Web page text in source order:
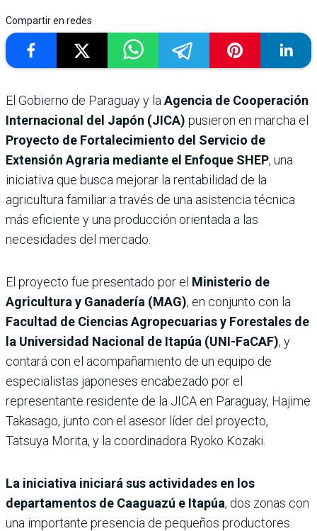
Compartir en redes
El Gobierno de Paraguay y la Agencia de Cooperación
Internacional del Japón (JICA) pusieron en marcha el
Proyecto de Fortalecimiento del Servicio de
Extensión Agraria mediante el Enfoque SHEP, una
iniciativa que busca mejorar la rentabilidad de la
agricultura familiar a través de una asistencia técnica
más eficiente y una producción orientada a las
necesidades del mercado.
El proyecto fue presentado por el Ministerio de
Agricultura y Ganadería (MAG), en conjunto con la
Facultad de Ciencias Agropecuarias y Forestales de
la Universidad Nacional de Itapúa (UNI-FaCAF), y
contará con el acompañamiento de un equipo de
especialistas japoneses encabezado por el
representante residente de la JICA en Paraguay, Hajime
Takasago, junto con el asesor líder del proyecto,
Tatsuya Morita, y la coordinadora Ryoko Kozaki.
La iniciativa iniciará sus actividades en los
departamentos de Caaguazú e Itapúa, dos zonas con
una importante presencia de pequeños productores.